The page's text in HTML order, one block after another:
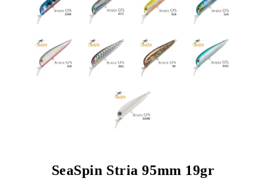
SeaSpin Stria 95mm 19gr